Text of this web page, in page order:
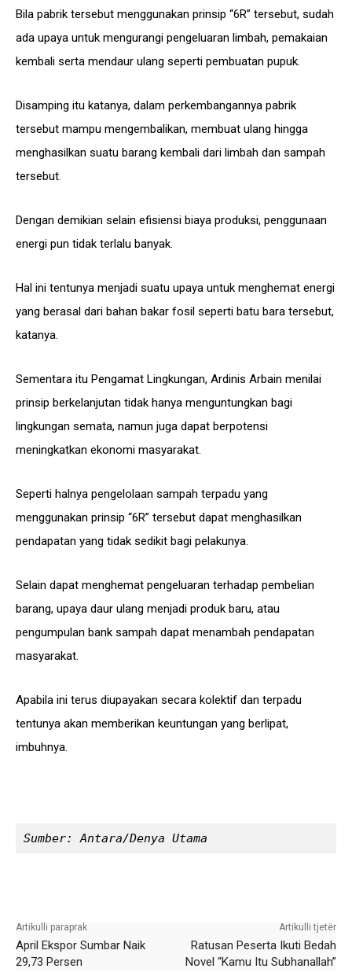
Bila pabrik tersebut menggunakan prinsip “6R” tersebut, sudah
ada upaya untuk mengurangi pengeluaran limbah, pemakaian
kembali serta mendaur ulang seperti pembuatan pupuk.
Disamping itu katanya, dalam perkembangannya pabrik
tersebut mampu mengembalikan, membuat ulang hingga
menghasilkan suatu barang kembali dari limbah dan sampah
tersebut.
Dengan demikian selain efisiensi biaya produksi, penggunaan
energi pun tidak terlalu banyak.
Hal ini tentunya menjadi suatu upaya untuk menghemat energi
yang berasal dari bahan bakar fosil seperti batu bara tersebut,
katanya.
Sementara itu Pengamat Lingkungan, Ardinis Arbain menilai
prinsip berkelanjutan tidak hanya menguntungkan bagi
lingkungan semata, namun juga dapat berpotensi
meningkatkan ekonomi masyarakat.
Seperti halnya pengelolaan sampah terpadu yang
menggunakan prinsip “6R” tersebut dapat menghasilkan
pendapatan yang tidak sedikit bagi pelakunya.
Selain dapat menghemat pengeluaran terhadap pembelian
barang, upaya daur ulang menjadi produk baru, atau
pengumpulan bank sampah dapat menambah pendapatan
masyarakat.
Apabila ini terus diupayakan secara kolektif dan terpadu
tentunya akan memberikan keuntungan yang berlipat,
imbuhnya.
Sumber: Antara/Denya Utama
Artikulli paraprak
April Ekspor Sumbar Naik
29,73 Persen
Artikulli tjetër
Ratusan Peserta Ikuti Bedah
Novel “Kamu Itu Subhanallah”